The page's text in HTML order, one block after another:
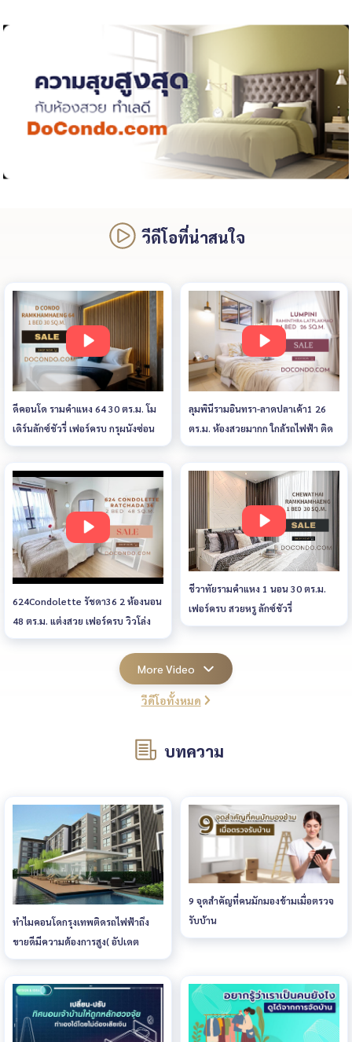
วีดีโอที่น่าสนใจ
ดีคอนโด รามคำแหง 64 30 ตร.ม. โม
เดิร์นลักซ์ชัวรี่ เฟอร์ครบ กรุผนังซ่อน
ไฟ
ลุมพินีรามอินทรา-ลาดปลาเค้า1 26
ตร.ม. ห้องสวยมากก ใกล้รถไฟฟ้า ติด
ห้าง ตรงข้ามตลาด
624Condolette รัชดา36 2 ห้องนอน
48 ตร.ม. แต่งสวย เฟอร์ครบ วิวโล่ง
พร้อมอยู่
ชีวาทัยรามคำแหง 1 นอน 30 ตร.ม.
เฟอร์ครบ สวยหรู ลักซ์ชัวรี่
More Video
วีดีโอทั้งหมด
บทความ
ทำไมคอนโดกรุงเทพติดรถไฟฟ้าถึง
ขายดีมีความต้องการสูง( อัปเดต
2024)
9 จุดสำคัญที่คนมักมองข้ามเมื่อตรวจ
รับบ้าน